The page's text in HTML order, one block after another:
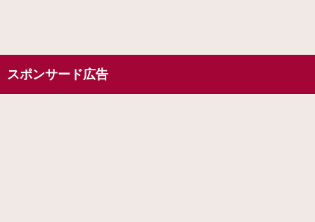
スポンサード広告